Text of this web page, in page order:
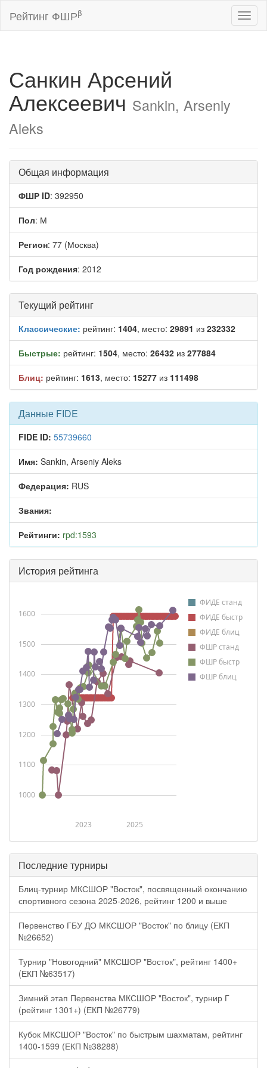
Рейтинг ФШРβ
Санкин Арсений
Алексеевич Sankin, Arseniy
Aleks
Общая информация
ФШР ID: 392950
Пол: М
Регион: 77 (Москва)
Год рождения: 2012
Текущий рейтинг
Классические: рейтинг: 1404, место: 29891 из 232332
Быстрые: рейтинг: 1504, место: 26432 из 277884
Блиц: рейтинг: 1613, место: 15277 из 111498
Данные FIDE
FIDE ID: 55739660
Имя: Sankin, Arseniy Aleks
Федерация: RUS
Звания:
Рейтинги: rpd:1593
История рейтинга
ФИДЕ станд
ФИДЕ быстр
ФИДЕ блиц
ФШР станд
ФШР быстр
ФШР блиц
2023 2025
1000
1100
1200
1300
1400
1500
1600
Последние турниры
Блиц-турнир МКСШОР "Восток", посвященный окончанию
спортивного сезона 2025-2026, рейтинг 1200 и выше
Первенство ГБУ ДО МКСШОР "Восток" по блицу (ЕКП
№26652)
Турнир "Новогодний" МКСШОР "Восток", рейтинг 1400+
(ЕКП №63517)
Зимний этап Первенства МКСШОР "Восток", турнир Г
(рейтинг 1301+) (ЕКП №26779)
Кубок МКСШОР "Восток" по быстрым шахматам, рейтинг
1400-1599 (ЕКП №38288)